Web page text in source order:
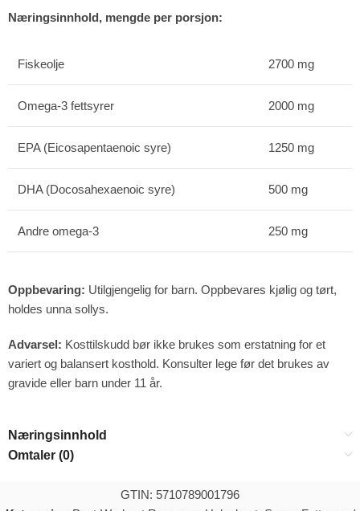
Næringsinnhold, mengde per porsjon:
Fiskeolje 2700 mg
Omega-3 fettsyrer 2000 mg
EPA (Eicosapentaenoic syre) 1250 mg
DHA (Docosahexaenoic syre) 500 mg
Andre omega-3 250 mg
Oppbevaring: Utilgjengelig for barn. Oppbevares kjølig og tørt,
holdes unna sollys.
Advarsel: Kosttilskudd bør ikke brukes som erstatning for et
variert og balansert kosthold. Konsulter lege før det brukes av
gravide eller barn under 11 år.
Næringsinnhold
Omtaler (0)
GTIN: 5710789001796